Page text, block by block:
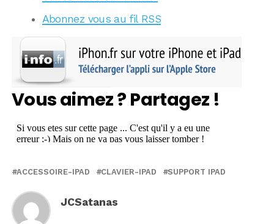
Abonnez vous au fil RSS
Vous aimez ? Partagez !
ACCESSOIRE-IPAD CLAVIER-IPAD SUPPORT IPAD
JCSatanas